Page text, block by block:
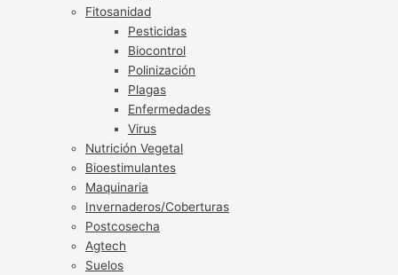
Fitosanidad
Pesticidas
Biocontrol
Polinización
Plagas
Enfermedades
Virus
Nutrición Vegetal
Bioestimulantes
Maquinaria
Invernaderos/Coberturas
Postcosecha
Agtech
Suelos